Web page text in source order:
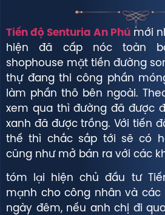
Tiến độ Senturia An Phú mới
hiện đã cấp nóc toàn
shophouse mặt tiền đường
thự đang thi công phần
làm phần thô bên ngoài.
xem qua thì đường đã được
xanh đã được trồng. Với tiến
thế thì chắc sắp tới sẽ có
cũng như mở bán ra với các
tóm lại hiện chủ đầu tư
mạnh cho công nhân và các
ngày đêm, nếu anh chị đi